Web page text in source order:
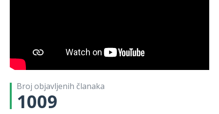
Broj objavljenih članaka
1009